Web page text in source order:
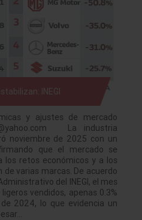
INEGI
y ajustes de mercado
La industria
noviembre de 2025 con un
que el mercado se
los retos económicos y a los
varias marcas. De acuerdo
del INEGI, el mes
vendidos, apenas 0.3%
2024, lo que evidencia un